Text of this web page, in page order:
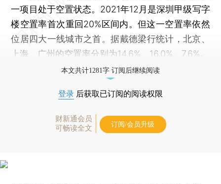
一项目处于空置状态。2021年12月是深圳甲级写字
楼空置率首次重回20%区间内。但这一空置率依然
位居四大一线城市之首。据戴德梁行统计，北京、
上海、广州的空置率分别为14.6%、16.0%、7.6%。
本文共计1281字 订阅后继续阅读
登录 后获取已订阅的阅读权限
财新通会员
可畅读全文
订阅/会员升级